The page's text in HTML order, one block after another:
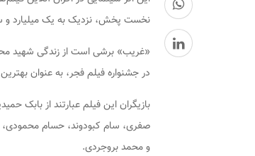
نخست پخش، نزدیک به یک میلیارد و
«غریب» برشی است از زندگی شهید
در جشنواره فیلم فجر، به عنوان
بازیگران این فیلم عبارتند از بابک
صفری، سام کبودوند، حسام محمودی،
و محمد بروجردی.